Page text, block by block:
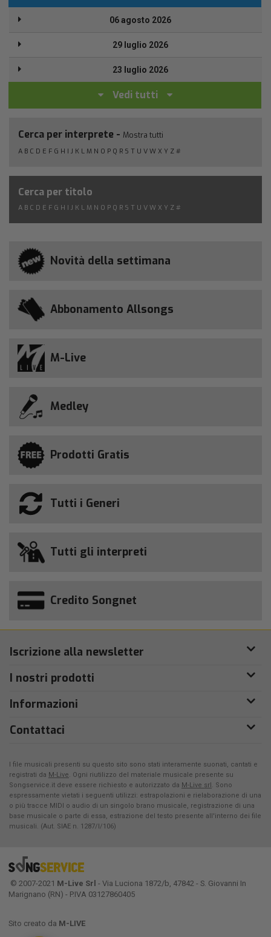
06 agosto 2026
29 luglio 2026
23 luglio 2026
Vedi tutti
Cerca per interprete - Mostra tutti
A B C D E F G H I J K L M N O P Q R S T U V W X Y Z #
Cerca per titolo
A B C D E F G H I J K L M N O P Q R S T U V W X Y Z #
Novità della settimana
Abbonamento Allsongs
M-Live
Medley
Prodotti Gratis
Tutti i Generi
Tutti gli interpreti
Credito Songnet
Iscrizione alla newsletter
I nostri prodotti
Informazioni
Contattaci
I file musicali presenti su questo sito sono stati interamente suonati, cantati e
registrati da M-Live. Ogni riutilizzo del materiale musicale presente su
Songservice.it deve essere richiesto e autorizzato da M-Live srl. Sono
espressamente vietati i seguenti utilizzi: estrapolazioni e rielaborazione di una
o più tracce MIDI o audio di un singolo brano musicale, registrazione di una
base musicale o parte di essa, estrazione del testo presente all'interno dei file
musicali. (Aut. SIAE n. 1287/I/106)
© 2007-2021 M-Live Srl - Via Luciona 1872/b, 47842 - S. Giovanni In
Marignano (RN) - P.IVA 03127860405
Sito creato da M-LIVE